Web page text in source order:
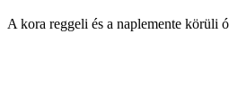
A kora reggeli és a naplemente körüli